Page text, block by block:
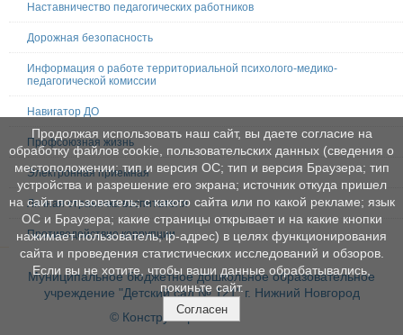
Наставничество педагогических работников
Дорожная безопасность
Информация о работе территориальной психолого-медико-
педагогической комиссии
Навигатор ДО
Профсоюзная жизнь
Электронная приемная
Личная страничка воспитателя
Противодействие коррупции
Муниципальное бюджетное дошкольное образовательное
учреждение "Детский сад № 121" г. Нижний Новгород
© Конструктор сайтов
Продолжая использовать наш сайт, вы даете согласие на
обработку файлов cookie, пользовательских данных (сведения о
местоположении; тип и версия ОС; тип и версия Браузера; тип
устройства и разрешение его экрана; источник откуда пришел
на сайт пользователь; с какого сайта или по какой рекламе; язык
ОС и Браузера; какие страницы открывает и на какие кнопки
нажимает пользователь; ip-адрес) в целях функционирования
сайта и проведения статистических исследований и обзоров.
Если вы не хотите, чтобы ваши данные обрабатывались,
покиньте сайт.
Согласен